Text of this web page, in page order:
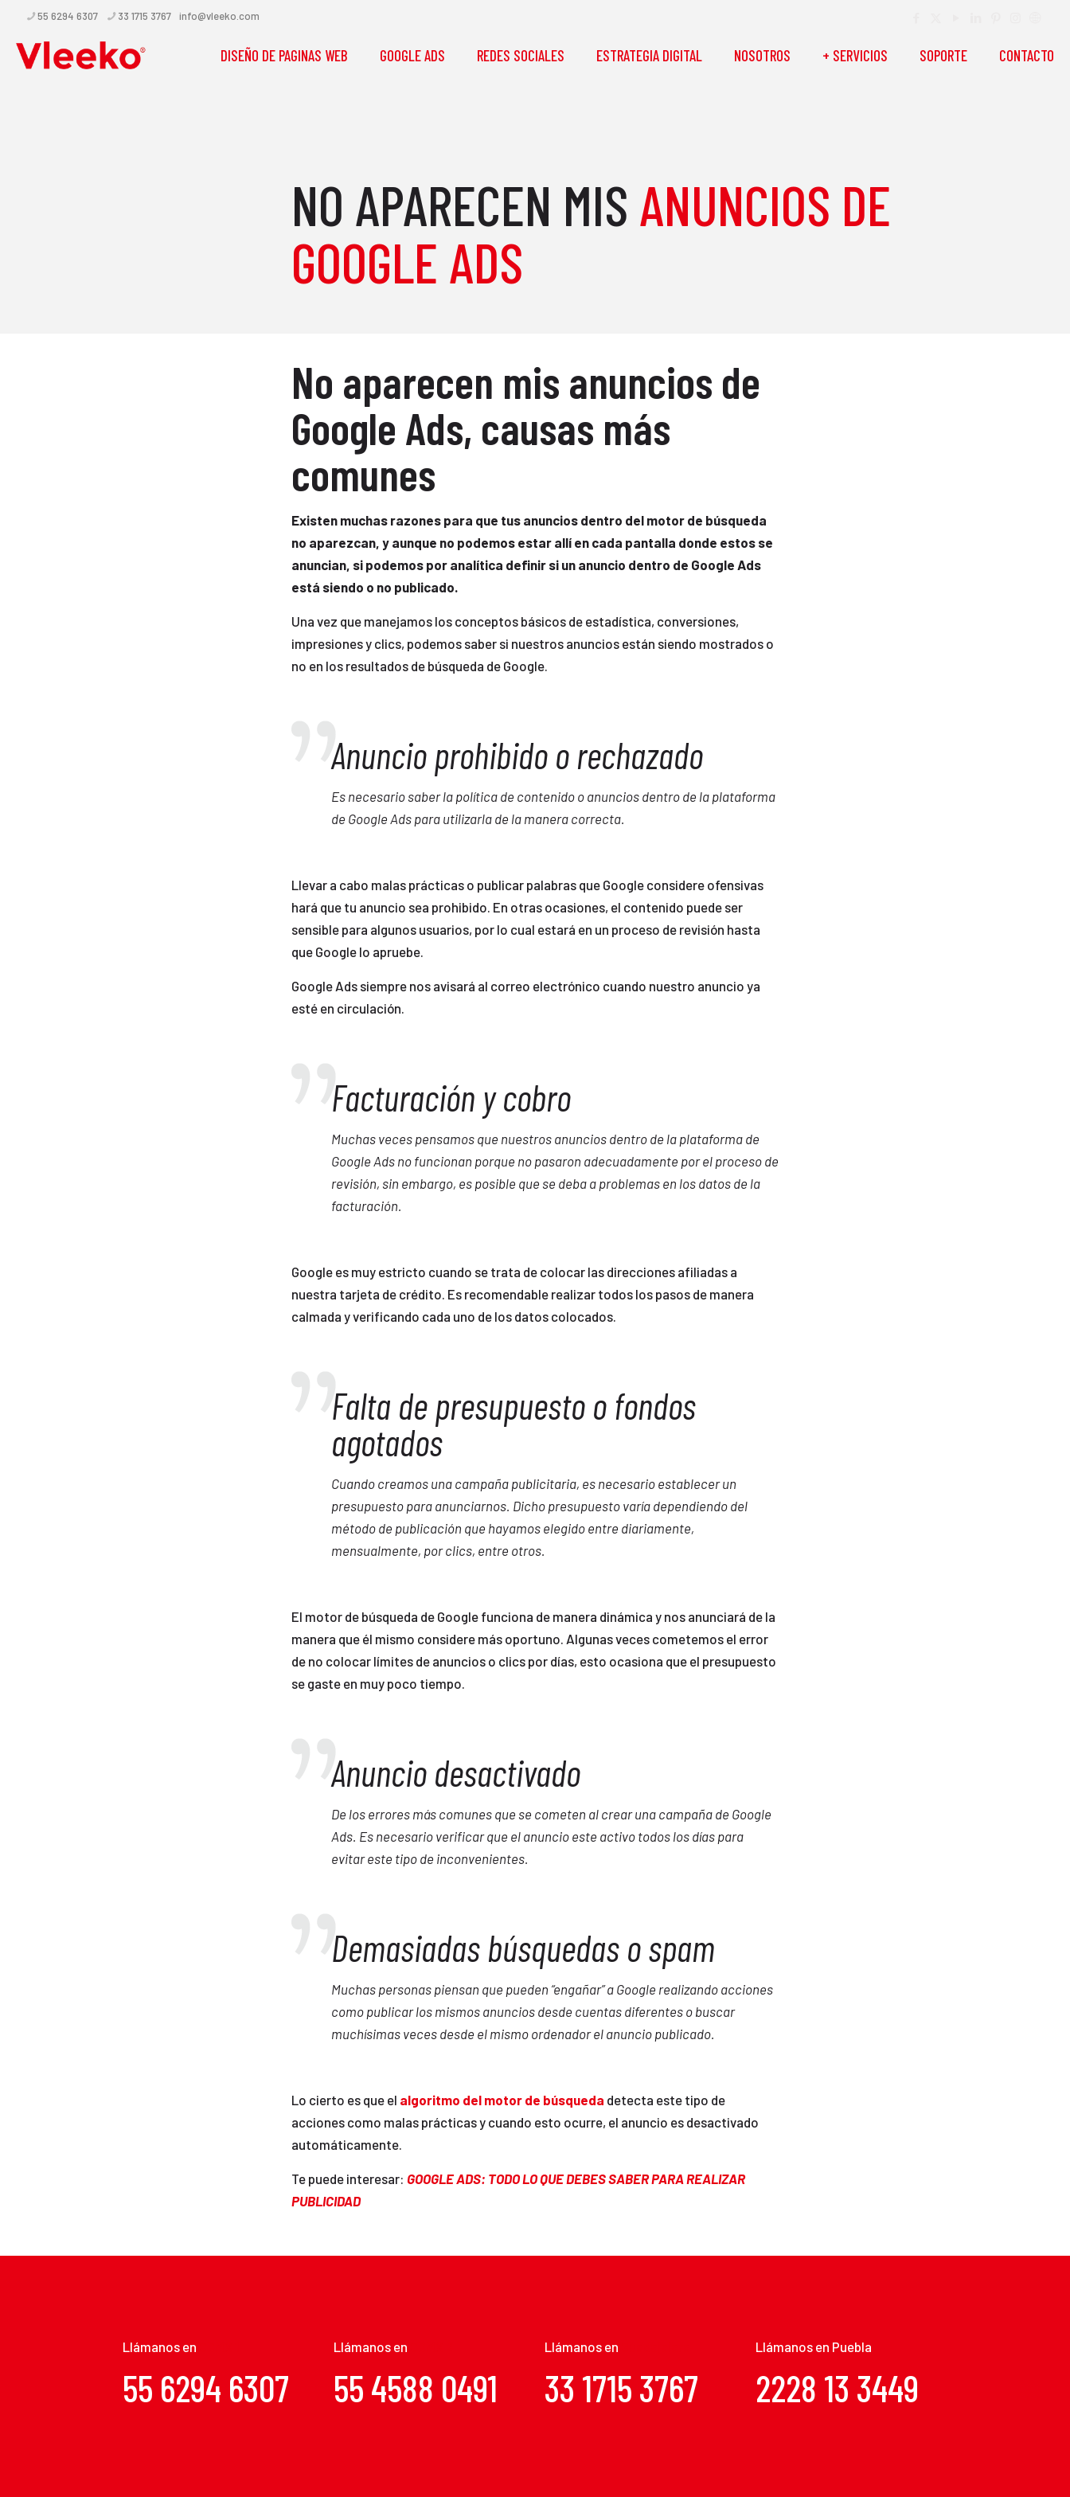
55 6294 6307 33 1715 3767 info@vleeko.com
DISEÑO DE PAGINAS WEB GOOGLE ADS REDES SOCIALES ESTRATEGIA DIGITAL NOSOTROS + SERVICIOS SOPORTE CONTACTO
NO APARECEN MIS ANUNCIOS DE
GOOGLE ADS
No aparecen mis anuncios de
Google Ads, causas más
comunes
Existen muchas razones para que tus anuncios dentro del motor de búsqueda
no aparezcan, y aunque no podemos estar allí en cada pantalla donde estos se
anuncian, si podemos por analítica definir si un anuncio dentro de Google Ads
está siendo o no publicado.
Una vez que manejamos los conceptos básicos de estadística, conversiones,
impresiones y clics, podemos saber si nuestros anuncios están siendo mostrados o
no en los resultados de búsqueda de Google.
Anuncio prohibido o rechazado
Es necesario saber la política de contenido o anuncios dentro de la plataforma
de Google Ads para utilizarla de la manera correcta.
Llevar a cabo malas prácticas o publicar palabras que Google considere ofensivas
hará que tu anuncio sea prohibido. En otras ocasiones, el contenido puede ser
sensible para algunos usuarios, por lo cual estará en un proceso de revisión hasta
que Google lo apruebe.
Google Ads siempre nos avisará al correo electrónico cuando nuestro anuncio ya
esté en circulación.
Facturación y cobro
Muchas veces pensamos que nuestros anuncios dentro de la plataforma de
Google Ads no funcionan porque no pasaron adecuadamente por el proceso de
revisión, sin embargo, es posible que se deba a problemas en los datos de la
facturación.
Google es muy estricto cuando se trata de colocar las direcciones afiliadas a
nuestra tarjeta de crédito. Es recomendable realizar todos los pasos de manera
calmada y verificando cada uno de los datos colocados.
Falta de presupuesto o fondos
agotados
Cuando creamos una campaña publicitaria, es necesario establecer un
presupuesto para anunciarnos. Dicho presupuesto varía dependiendo del
método de publicación que hayamos elegido entre diariamente,
mensualmente, por clics, entre otros.
El motor de búsqueda de Google funciona de manera dinámica y nos anunciará de la
manera que él mismo considere más oportuno. Algunas veces cometemos el error
de no colocar límites de anuncios o clics por días, esto ocasiona que el presupuesto
se gaste en muy poco tiempo.
Anuncio desactivado
De los errores más comunes que se cometen al crear una campaña de Google
Ads. Es necesario verificar que el anuncio este activo todos los días para
evitar este tipo de inconvenientes.
Demasiadas búsquedas o spam
Muchas personas piensan que pueden “engañar” a Google realizando acciones
como publicar los mismos anuncios desde cuentas diferentes o buscar
muchísimas veces desde el mismo ordenador el anuncio publicado.
Lo cierto es que el algoritmo del motor de búsqueda detecta este tipo de
acciones como malas prácticas y cuando esto ocurre, el anuncio es desactivado
automáticamente.
Te puede interesar: GOOGLE ADS: TODO LO QUE DEBES SABER PARA REALIZAR
PUBLICIDAD
Llámanos en
55 6294 6307
Llámanos en
55 4588 0491
Llámanos en
33 1715 3767
Llámanos en Puebla
2228 13 3449